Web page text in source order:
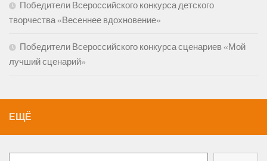
Победители Всероссийского конкурса детского
творчества «Весеннее вдохновение»
Победители Всероссийского конкурса сценариев «Мой
лучший сценарий»
ЕЩЁ